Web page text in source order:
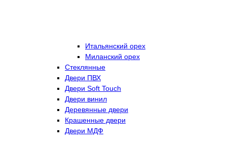
Итальянский орех
Миланский орех
Стеклянные
Двери ПВХ
Двери Soft Touch
Двери винил
Деревянные двери
Крашенные двери
Двери МДФ